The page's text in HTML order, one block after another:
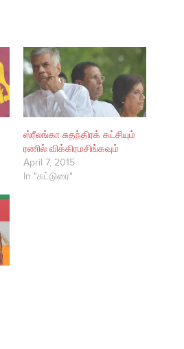
ஸ்ரீலங்கா சுதந்திரக் கட்சியும்
ரணில் விக்கிரமசிங்கவும்
April 7, 2015
In "கட்டுரை"